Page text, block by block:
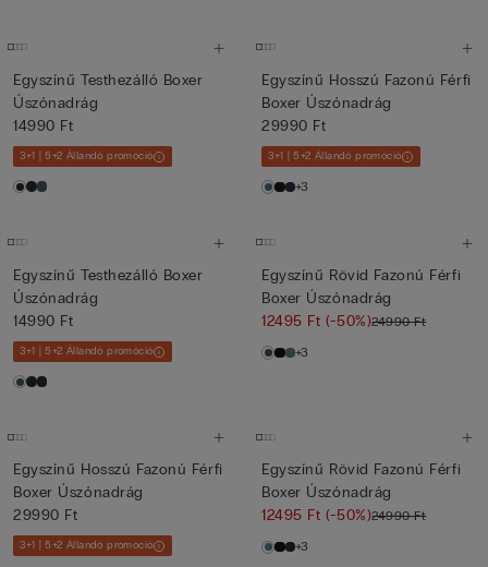
Egyszínű Testhezálló Boxer
Úszónadrág
14990 Ft
3+1 | 5+2 Állandó promóció
Egyszínű Hosszú Fazonú Férfi
Boxer Úszónadrág
29990 Ft
3+1 | 5+2 Állandó promóció
+3
Egyszínű Testhezálló Boxer
Úszónadrág
14990 Ft
3+1 | 5+2 Állandó promóció
Egyszínű Rövid Fazonú Férfi
Boxer Úszónadrág
12495 Ft(-50%)24990 Ft
+3
Egyszínű Hosszú Fazonú Férfi
Boxer Úszónadrág
29990 Ft
3+1 | 5+2 Állandó promóció
Egyszínű Rövid Fazonú Férfi
Boxer Úszónadrág
12495 Ft(-50%)24990 Ft
+3